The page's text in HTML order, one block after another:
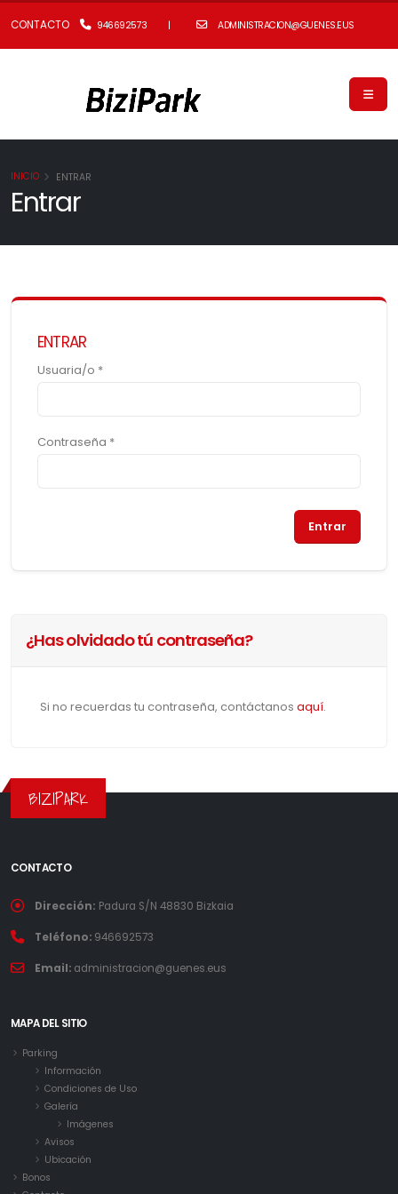
CONTACTO 946692573 | ADMINISTRACION@GUENES.EUS
INICIO ENTRAR
Entrar
ENTRAR
Usuaria/o *
Contraseña *
¿Has olvidado tú contraseña?
Si no recuerdas tu contraseña, contáctanos aquí.
BIZIPARK
CONTACTO
Dirección: Padura S/N 48830 Bizkaia
Teléfono: 946692573
Email: administracion@guenes.eus
MAPA DEL SITIO
Parking
Información
Condiciones de Uso
Galería
Imágenes
Avisos
Ubicación
Bonos